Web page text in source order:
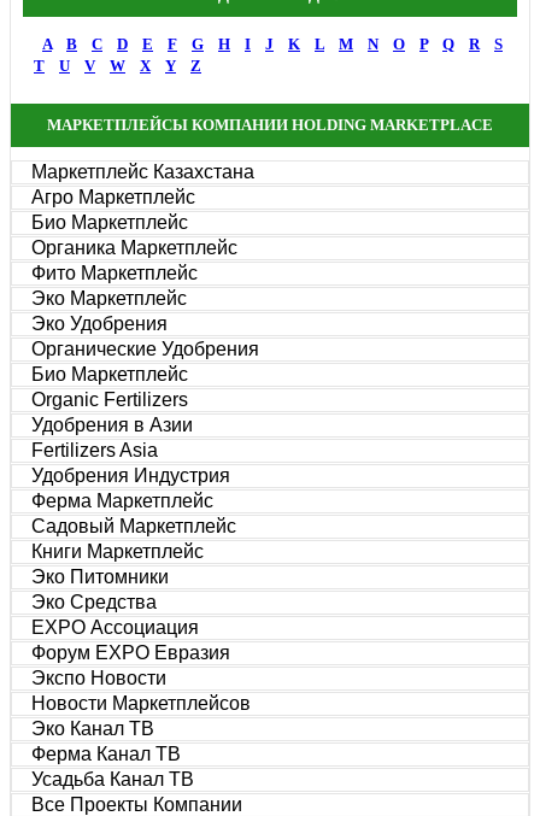
A B C D E F G H I J K L M N O P Q R
S
T
U V W X Y Z
МАРКЕТПЛЕЙСЫ КОМПАНИИ HOLDING MARKETPLACE
Маркетплейс Казахстана
Агро Маркетплейс
Био Маркетплейс
Органика Маркетплейс
Фито Маркетплейс
Эко Маркетплейс
Эко Удобрения
Органические Удобрения
Био Маркетплейс
Organic Fertilizers
Удобрения в Азии
Fertilizers Asia
Удобрения Индустрия
Ферма Маркетплейс
Садовый Маркетплейс
Книги Маркетплейс
Эко Питомники
Эко Средства
EXPO Ассоциация
Форум EXPO Евразия
Экспо Новости
Новости Маркетплейсов
Эко Канал ТВ
Ферма Канал ТВ
Усадьба Канал ТВ
Все Проекты Компании